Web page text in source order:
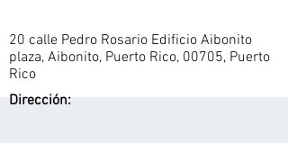
20 calle Pedro Rosario Edificio Aibonito
plaza, Aibonito, Puerto Rico, 00705, Puerto
Rico
Dirección: